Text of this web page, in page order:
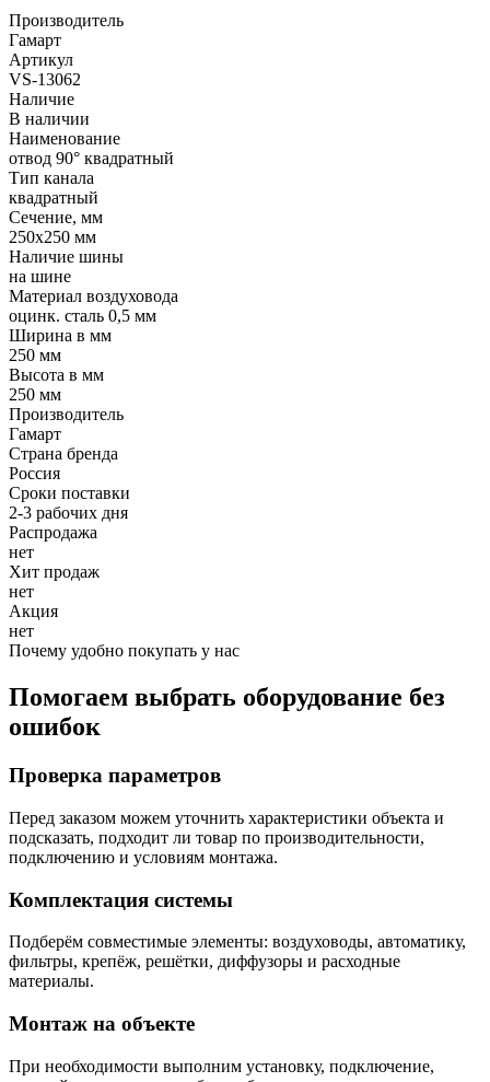
Производитель
Гамарт
Артикул
VS-13062
Наличие
В наличии
Наименование
отвод 90° квадратный
Тип канала
квадратный
Сечение, мм
250x250 мм
Наличие шины
на шине
Материал воздуховода
оцинк. сталь 0,5 мм
Ширина в мм
250 мм
Высота в мм
250 мм
Производитель
Гамарт
Страна бренда
Россия
Сроки поставки
2-3 рабочих дня
Распродажа
нет
Хит продаж
нет
Акция
нет
Почему удобно покупать у нас
Помогаем выбрать оборудование без
ошибок
Проверка параметров
Перед заказом можем уточнить характеристики объекта и
подсказать, подходит ли товар по производительности,
подключению и условиям монтажа.
Комплектация системы
Подберём совместимые элементы: воздуховоды, автоматику,
фильтры, крепёж, решётки, диффузоры и расходные
материалы.
Монтаж на объекте
При необходимости выполним установку, подключение,